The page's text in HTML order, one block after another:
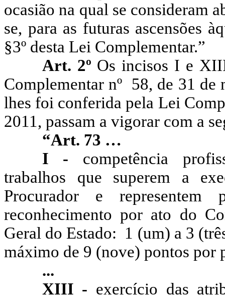
ocasião na qual se consideram
se, para as futuras ascensões
§3º desta Lei Complementar.”
Art. 2º Os incisos I e
Complementar nº 58, de 31 de
lhes foi conferida pela Lei
2011, passam a vigorar com a
“Art. 73 …
I - competência
trabalhos que superem a
Procurador e representem
reconhecimento por ato do
Geral do Estado: 1 (um) a 3
máximo de 9 (nove) pontos por
...
XIII - exercício das